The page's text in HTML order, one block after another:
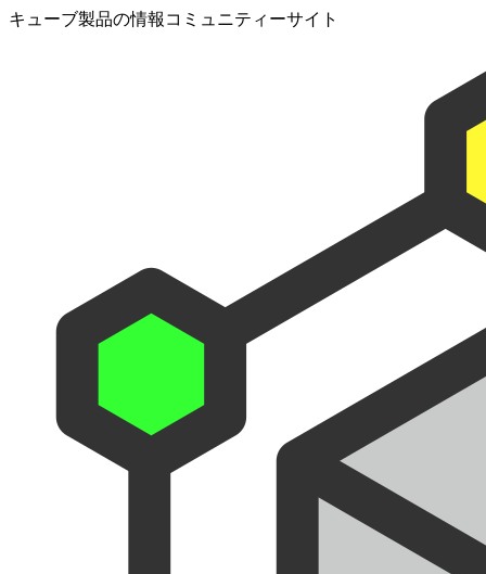
キューブ製品の情報コミュニティーサイト